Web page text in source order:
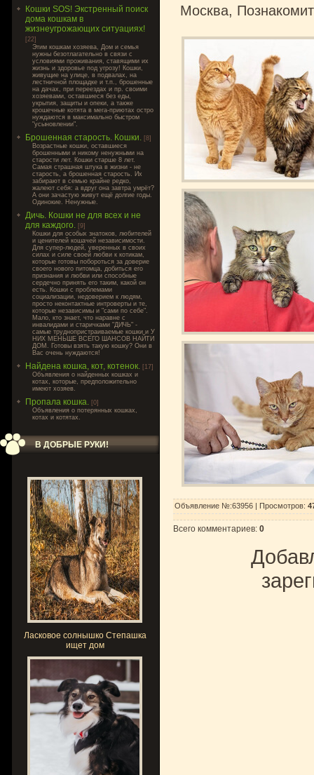
Кошки SOS! Экстренный поиск
дома кошкам в
жизнеугрожающих ситуациях!
[22]
Этим кошкам хозяева, Дом и семья
нужны безотлагательно в связи с
условиями проживания, ставящими их
жизнь и здоровье под угрозу! Кошки,
живущие на улице, в подвалах, на
лестничной площадке и т.п., брошенные
на дачах, при переездах и пр. своими
хозяевами, оставшиеся без еды,
укрытия, защиты и опеки, а также
крошечные котята в мега-приютах остро
нуждаются в максимально быстром
"усыновлении".
Брошенная старость. Кошки. [8]
Возрастные кошки, оставшиеся
брошенными и никому ненужными на
старости лет. Кошки старше 8 лет.
Самая страшная штука в жизни - не
старость, а брошенная старость. Их
забирают в семью крайне редко,
жалеют себя: а вдруг она завтра умрёт?
А они зачастую живут ещё долгие годы.
Одинокие. Ненужные.
Дичь. Кошки не для всех и не
для каждого. [9]
Кошки для особых знатоков, любителей
и ценителей кошачей независимости.
Для супер-людей, уверенных в своих
силах и силе своей любви к котикам,
которые готовы побороться за доверие
своего нового питомца, добиться его
признания и любви или способные
сердечно принять его таким, какой он
есть. Кошки с проблемами
социализации, недоверием к людям,
просто неконтактные интроверты и те,
которые независимы и "сами по себе".
Мало, кто знает, что наравне с
инвалидами и старичками "ДИЧЬ" -
самые труднопристраиваемые кошки и У
НИХ МЕНЬШЕ ВСЕГО ШАНСОВ НАЙТИ
ДОМ. Готовы взять такую кошку? Они в
Вас очень нуждаются!
Найдена кошка, кот, котенок. [17]
Объявления о найденных кошках и
котах, которые, предположительно
имеют хозяев.
Пропала кошка. [0]
Объявления о потерянных кошках,
котах и котятах.
В ДОБРЫЕ РУКИ!
Ласковое солнышко Степашка
ищет дом
Москва,
Объявление №:63956 | Просмотров:
Всего комментариев: 0